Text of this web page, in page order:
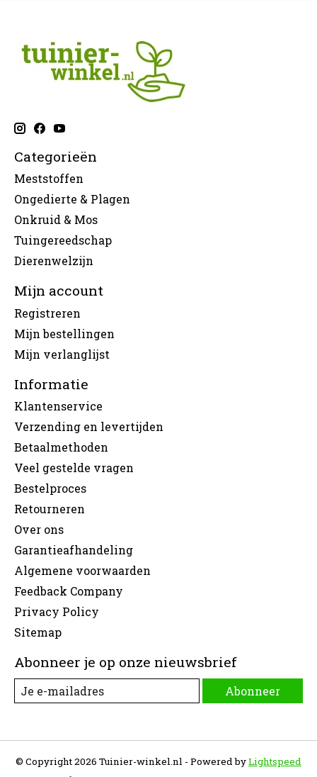
Categorieën
Meststoffen
Ongedierte & Plagen
Onkruid & Mos
Tuingereedschap
Dierenwelzijn
Mijn account
Registreren
Mijn bestellingen
Mijn verlanglijst
Informatie
Klantenservice
Verzending en levertijden
Betaalmethoden
Veel gestelde vragen
Bestelproces
Retourneren
Over ons
Garantieafhandeling
Algemene voorwaarden
Feedback Company
Privacy Policy
Sitemap
Abonneer je op onze nieuwsbrief
Abonneer
© Copyright 2026 Tuinier-winkel.nl - Powered byLightspeed